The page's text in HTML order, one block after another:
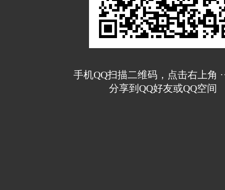
手机QQ扫描二维码，点击右上角
分享到QQ好友或QQ空间